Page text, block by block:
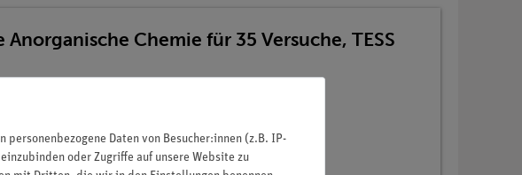
Chemie für 35 Versuche, TESS
Daten von Besucher:innen (z.B. IP-
oder Zugriffe auf unsere Website zu